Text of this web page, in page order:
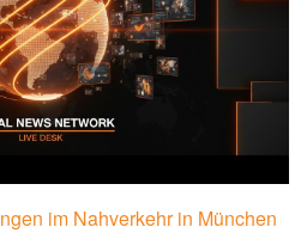
im Nahverkehr in München